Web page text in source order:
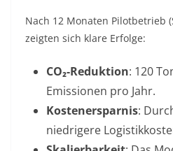
Nach 12 Monaten Pilotbetrieb
zeigten sich klare Erfolge:
CO₂-Reduktion: 120
Emissionen pro Jahr.
Kostenersparnis:
niedrigere